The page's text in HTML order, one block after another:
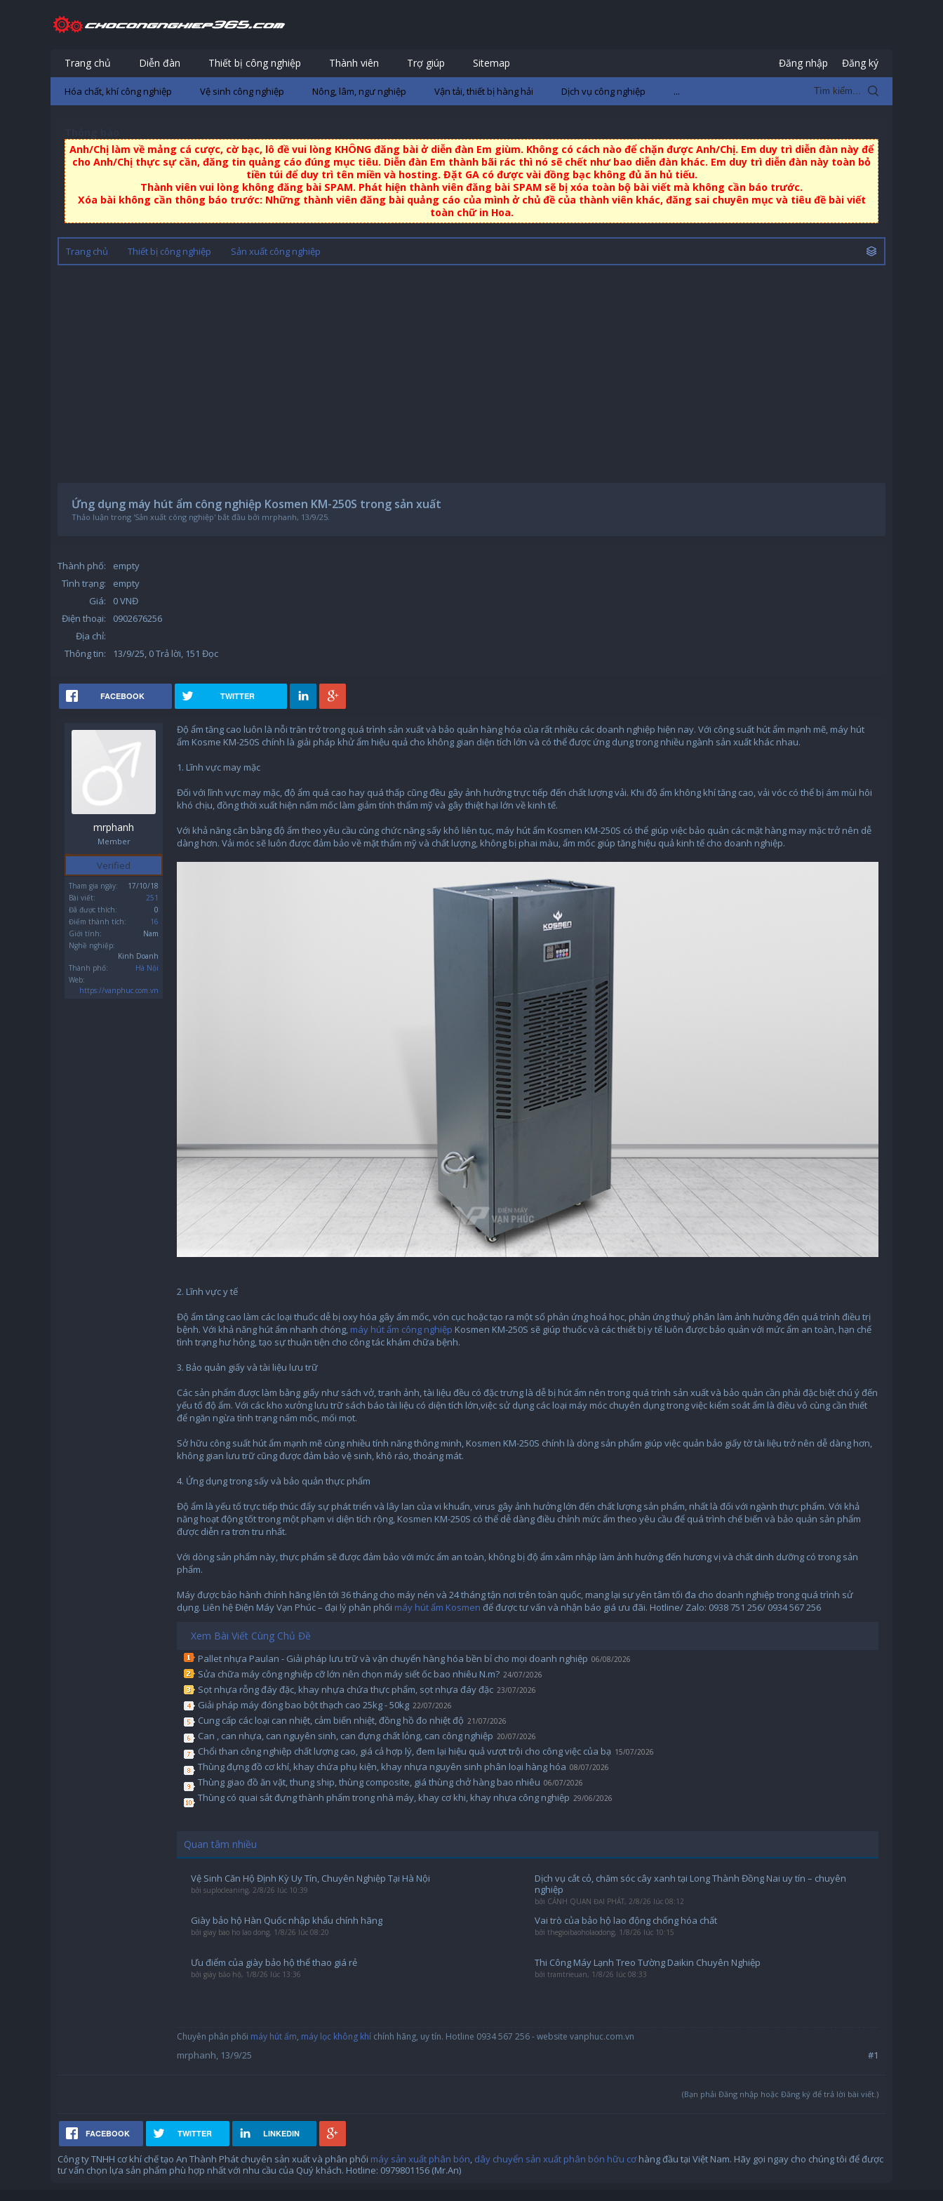
Anh/Chị làm về mảng cá cược, cờ bạc, lô đề vui lòng KHÔNG đăng bài ở diễn đàn Em giùm. Không có cách nào để chặn được Anh/Chị. Em duy trì diễn đàn này để
cho Anh/Chị thực sự cần, đăng tin quảng cáo đúng mục tiêu. Diễn đàn Em thành bãi rác thì nó sẽ chết như bao diễn đàn khác. Em duy trì diễn đàn này toàn bỏ
tiền túi để duy trì tên miền và hosting. Đặt GA có được vài đồng bạc không đủ ăn hủ tiếu.
Thành viên vui lòng không đăng bài SPAM. Phát hiện thành viên đăng bài SPAM sẽ bị xóa toàn bộ bài viết mà không cần báo trước.
Xóa bài không cần thông báo trước: Những thành viên đăng bài quảng cáo của mình ở chủ đề của thành viên khác, đăng sai chuyên mục và tiêu đề bài viết
toàn chữ in Hoa.
Trang chủ Thiết bị công nghiệp Sản xuất công nghiệp
Ứng dụng máy hút ẩm công nghiệp Kosmen KM-250S trong sản xuất
Thảo luận trong 'Sản xuất công nghiệp' bắt đầu bởi mrphanh, 13/9/25.
Thành phố:
empty
Tình trạng:
empty
Giá:
0 VNĐ
Điện thoại:
0902676256
Địa chỉ:
Thông tin:
13/9/25, 0 Trả lời, 151 Đọc
FACEBOOK TWITTER
mrphanh
Member
Verified
Tham gia ngày:
17/10/18
Bài viết:
251
Đã được thích:
0
Điểm thành tích:
16
Giới tính:
Nam
Nghề nghiệp:
Kinh Doanh
Thành phố:
Hà Nội
Web:
https://vanphuc.com.vn
Độ ẩm tăng cao luôn là nỗi trăn trở trong quá trình sản xuất và bảo quản hàng hóa của rất nhiều các doanh nghiệp hiện nay. Với công suất hút ẩm mạnh mẽ, máy hút
ẩm Kosme KM-250S chính là giải pháp khử ẩm hiệu quả cho không gian diện tích lớn và có thể được ứng dụng trong nhiều ngành sản xuất khác nhau.
1. Lĩnh vực may mặc
Đối với lĩnh vực may mặc, độ ẩm quá cao hay quá thấp cũng đều gây ảnh hưởng trực tiếp đến chất lượng vải. Khi độ ẩm không khí tăng cao, vải vóc có thể bị ám mùi hôi
khó chịu, đồng thời xuất hiện nấm mốc làm giảm tính thẩm mỹ và gây thiệt hại lớn về kinh tế.
Với khả năng cân bằng độ ẩm theo yêu cầu cùng chức năng sấy khô liên tục, máy hút ẩm Kosmen KM-250S có thể giúp việc bảo quản các mặt hàng may mặc trở nên dễ
dàng hơn. Vải móc sẽ luôn được đảm bảo về mặt thẩm mỹ và chất lượng, không bị phai màu, ẩm mốc giúp tăng hiệu quả kinh tế cho doanh nghiệp.
2. Lĩnh vực y tế
Độ ẩm tăng cao làm các loại thuốc dễ bị oxy hóa gây ẩm mốc, vón cục hoặc tạo ra một số phản ứng hoá học, phản ứng thuỷ phân làm ảnh hưởng đến quá trình điều trị
bệnh. Với khả năng hút ẩm nhanh chóng, máy hút ẩm công nghiệp Kosmen KM-250S sẽ giúp thuốc và các thiết bị y tế luôn được bảo quản với mức ẩm an toàn, hạn chế
tình trạng hư hỏng, tạo sự thuận tiện cho công tác khám chữa bệnh.
3. Bảo quản giấy và tài liệu lưu trữ
Các sản phẩm được làm bằng giấy như sách vở, tranh ảnh, tài liệu đều có đặc trưng là dễ bị hút ẩm nên trong quá trình sản xuất và bảo quản cần phải đặc biệt chú ý đến
yếu tố độ ẩm. Với các kho xưởng lưu trữ sách báo tài liệu có diện tích lớn,việc sử dụng các loại máy móc chuyên dụng trong việc kiểm soát ẩm là điều vô cùng cần thiết
để ngăn ngừa tình trạng nấm mốc, mối mọt.
Sở hữu công suất hút ẩm mạnh mẽ cùng nhiều tính năng thông minh, Kosmen KM-250S chính là dòng sản phẩm giúp việc quản bảo giấy tờ tài liệu trở nên dễ dàng hơn,
không gian lưu trữ cũng được đảm bảo vệ sinh, khô ráo, thoáng mát.
4. Ứng dụng trong sấy và bảo quản thực phẩm
Độ ẩm là yếu tố trực tiếp thúc đẩy sự phát triển và lây lan của vi khuẩn, virus gây ảnh hưởng lớn đến chất lượng sản phẩm, nhất là đối với ngành thực phẩm. Với khả
năng hoạt động tốt trong một phạm vi diện tích rộng, Kosmen KM-250S có thể dễ dàng điều chỉnh mức ẩm theo yêu cầu để quá trình chế biến và bảo quản sản phẩm
được diễn ra trơn tru nhất.
Với dòng sản phẩm này, thực phẩm sẽ được đảm bảo với mức ẩm an toàn, không bị độ ẩm xâm nhập làm ảnh hưởng đến hương vị và chất dinh dưỡng có trong sản
phẩm.
Máy được bảo hành chính hãng lên tới 36 tháng cho máy nén và 24 tháng tận nơi trên toàn quốc, mang lại sự yên tâm tối đa cho doanh nghiệp trong quá trình sử
dụng. Liên hệ Điện Máy Vạn Phúc – đại lý phân phối máy hút ẩm Kosmen để được tư vấn và nhận báo giá ưu đãi. Hotline/ Zalo: 0938 751 256/ 0934 567 256
Xem Bài Viết Cùng Chủ Đề
Pallet nhựa Paulan - Giải pháp lưu trữ và vận chuyển hàng hóa bền bỉ cho mọi doanh nghiệp 06/08/2026
Sửa chữa máy công nghiệp cỡ lớn nên chọn máy siết ốc bao nhiêu N.m? 24/07/2026
Sọt nhựa rỗng đáy đặc, khay nhựa chứa thực phẩm, sọt nhựa đáy đặc 23/07/2026
Giải pháp máy đóng bao bột thạch cao 25kg - 50kg 22/07/2026
Cung cấp các loại can nhiệt, cảm biến nhiệt, đồng hồ đo nhiệt độ 21/07/2026
Can , can nhựa, can nguyên sinh, can đựng chất lỏng, can công nghiệp 20/07/2026
Chổi than công nghiệp chất lượng cao, giá cả hợp lý, đem lại hiệu quả vượt trội cho công việc của bạ 15/07/2026
Thùng đựng đồ cơ khí, khay chứa phụ kiện, khay nhựa nguyên sinh phân loại hàng hóa 08/07/2026
Thùng giao đồ ăn vặt, thung ship, thùng composite, giá thùng chở hàng bao nhiêu 06/07/2026
Thùng có quai sắt đựng thành phẩm trong nhà máy, khay cơ khi, khay nhựa công nghiệp 29/06/2026
Quan tâm nhiều
Vệ Sinh Căn Hộ Định Kỳ Uy Tín, Chuyên Nghiệp Tại Hà Nội
bởi suplocleaning, 2/8/26 lúc 10:39
Dịch vụ cắt cỏ, chăm sóc cây xanh tại Long Thành Đồng Nai uy tín – chuyên
nghiệp
bởi CẢNH QUAN ĐẠI PHÁT, 2/8/26 lúc 08:12
Giày bảo hộ Hàn Quốc nhập khẩu chính hãng
bởi giay bao ho lao dong, 1/8/26 lúc 08:20
Vai trò của bảo hộ lao động chống hóa chất
bởi thegioibaoholaodong, 1/8/26 lúc 10:15
Ưu điểm của giày bảo hộ thể thao giá rẻ
bởi giày bảo hộ, 1/8/26 lúc 13:36
Thi Công Máy Lạnh Treo Tường Daikin Chuyên Nghiệp
bởi tramtrieuan, 1/8/26 lúc 08:33
Chuyên phân phối máy hút ẩm, máy lọc không khí chính hãng, uy tín. Hotline 0934 567 256 - website vanphuc.com.vn
mrphanh, 13/9/25 #1
(Bạn phải Đăng nhập hoặc Đăng ký để trả lời bài viết.)
FACEBOOK TWITTER LINKEDIN
Công ty TNHH cơ khí chế tạo An Thành Phát chuyên sản xuất và phân phối máy sản xuất phân bón, dây chuyển sản xuất phân bón hữu cơ hàng đầu tại Việt Nam. Hãy gọi ngay cho chúng tôi để được
tư vấn chọn lựa sản phẩm phù hợp nhất với nhu cầu của Quý khách. Hotline: 0979801156 (Mr.An)
Trang chủ Diễn đàn Thiết bị công nghiệp
Hóa chất, khí công nghiệp Vệ sinh công nghiệp Nông, lâm, ngư nghiệp Vận tải, thiết bị hàng hải Dịch vụ công nghiệp ...
Thành viên Trợ giúp Sitemap Đăng nhập Đăng ký